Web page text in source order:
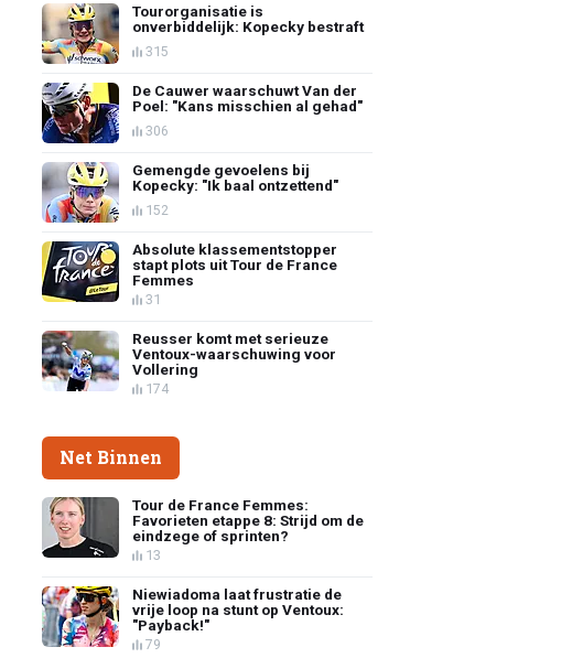
Tourorganisatie is
onverbiddelijk: Kopecky bestraft
315
De Cauwer waarschuwt Van der
Poel: "Kans misschien al gehad"
306
Gemengde gevoelens bij
Kopecky: "Ik baal ontzettend"
152
Absolute klassementstopper
stapt plots uit Tour de France
Femmes
31
Reusser komt met serieuze
Ventoux-waarschuwing voor
Vollering
174
Net Binnen
Tour de France Femmes:
Favorieten etappe 8: Strijd om de
eindzege of sprinten?
13
Niewiadoma laat frustratie de
vrije loop na stunt op Ventoux:
"Payback!"
79